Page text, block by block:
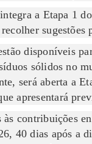
a Etapa 1
disponíveis
sólidos no
será aberta a
apresentará
às contribuições
40 dias após a